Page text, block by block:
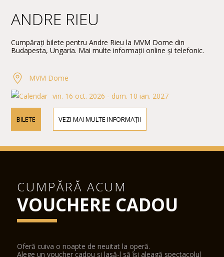
ANDRE RIEU
Cumpărați bilete pentru Andre Rieu la MVM Dome din
Budapesta, Ungaria. Mai multe informații online și telefonic.
MVM Dome
vin. 16 oct. 2026 - dum. 10 ian. 2027
BILETE VEZI MAI MULTE INFORMAȚII
CUMPĂRĂ ACUM
VOUCHERE CADOU
Oferă cuiva o noapte de neuitat la operă.
Alege un voucher cadou și lasă-l să își aleagă spectacolul